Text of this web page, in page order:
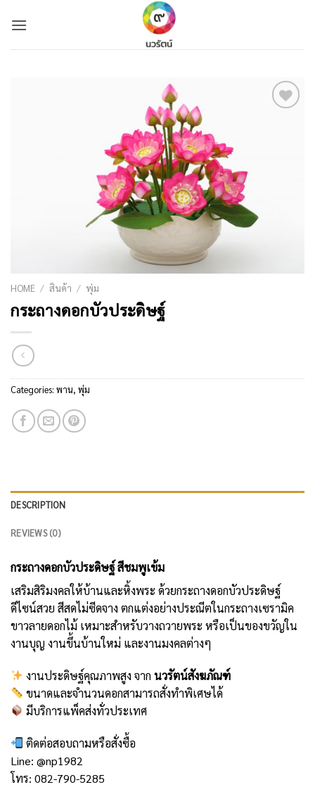
HOME / สินค้า / พุ่ม
กระถางดอกบัวประดิษฐ์
Categories: พาน, พุ่ม
DESCRIPTION
REVIEWS (0)
กระถางดอกบัวประดิษฐ์ สีชมพูเข้ม
เสริมสิริมงคลให้บ้านและหิ้งพระ ด้วยกระถางดอกบัวประดิษฐ์
ดีไซน์สวย สีสดไม่ซีดจาง ตกแต่งอย่างประณีตในกระถางเซรามิค
ขาวลายดอกไม้ เหมาะสำหรับวางถวายพระ หรือเป็นของขวัญใน
งานบุญ งานขึ้นบ้านใหม่ และงานมงคลต่างๆ
งานประดิษฐ์คุณภาพสูง จากนวรัตน์สังฆภัณฑ์
ขนาดและจำนวนดอกสามารถสั่งทำพิเศษได้
มีบริการแพ็คส่งทั่วประเทศ
ติดต่อสอบถามหรือสั่งซื้อ
Line: @np1982
โทร: 082-790-5285